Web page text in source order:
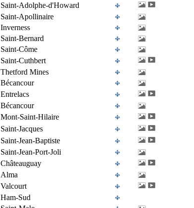
Saint-Adolphe-d'Howard
Saint-Apollinaire
Inverness
Saint-Bernard
Saint-Côme
Saint-Cuthbert
Thetford Mines
Bécancour
Entrelacs
Bécancour
Mont-Saint-Hilaire
Saint-Jacques
Saint-Jean-Baptiste
Saint-Jean-Port-Joli
Châteauguay
Alma
Valcourt
Ham-Sud